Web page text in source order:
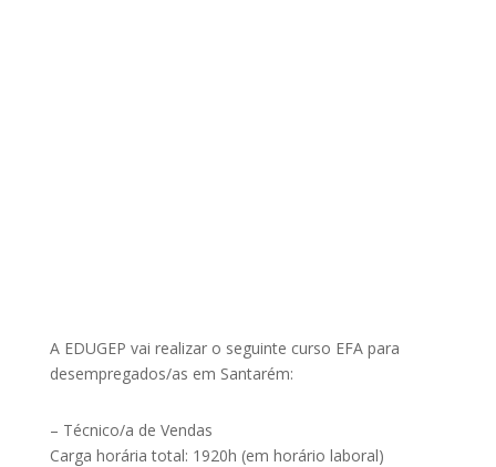
A EDUGEP vai realizar o seguinte curso EFA para
desempregados/as em Santarém:
– Técnico/a de Vendas
Carga horária total: 1920h (em horário laboral)